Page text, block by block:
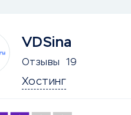
VDSina
Отзывы 19
Хостинг